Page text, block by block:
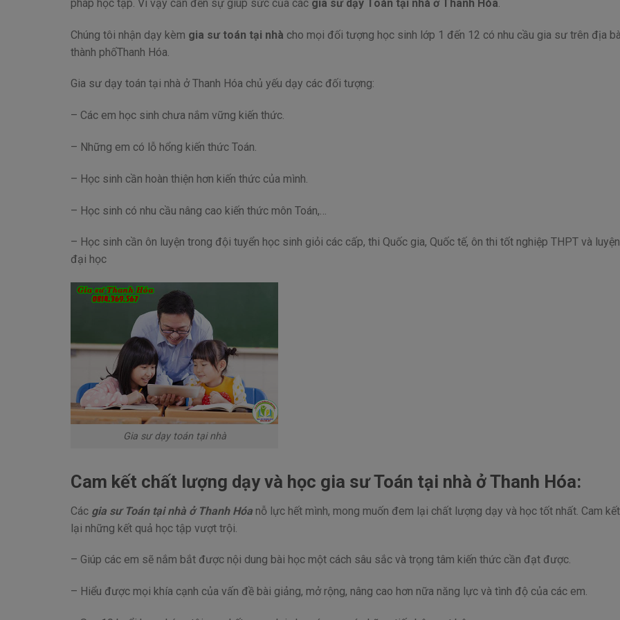
pháp học tập. Vì vậy cần đến sự giúp sức của các gia sư dạy Toán tại nhà ở Thanh Hóa.
Chúng tôi nhận dạy kèm gia sư toán tại nhà cho mọi đối tượng học sinh lớp 1 đến 12 có nhu cầu gia sư trên địa
thành phốThanh Hóa.
Gia sư dạy toán tại nhà ở Thanh Hóa chủ yếu dạy các đối tượng:
– Các em học sinh chưa nắm vững kiến thức.
– Những em có lỗ hổng kiến thức Toán.
– Học sinh cần hoàn thiện hơn kiến thức của mình.
– Học sinh có nhu cầu nâng cao kiến thức môn Toán,…
– Học sinh cần ôn luyện trong đội tuyển học sinh giỏi các cấp, thi Quốc gia, Quốc tế, ôn thi tốt nghiệp THPT và
đại học
Gia sư dạy toán tại nhà
Cam kết chất lượng dạy và học gia sư Toán tại nhà ở Thanh Hóa:
Các gia sư Toán tại nhà ở Thanh Hóa nỗ lực hết mình, mong muốn đem lại chất lượng dạy và học tốt nhất. Cam
lại những kết quả học tập vượt trội.
– Giúp các em sẽ nắm bắt được nội dung bài học một cách sâu sắc và trọng tâm kiến thức cần đạt được.
– Hiểu được mọi khía cạnh của vấn đề bài giảng, mở rộng, nâng cao hơn nữa năng lực và tình độ của các em.